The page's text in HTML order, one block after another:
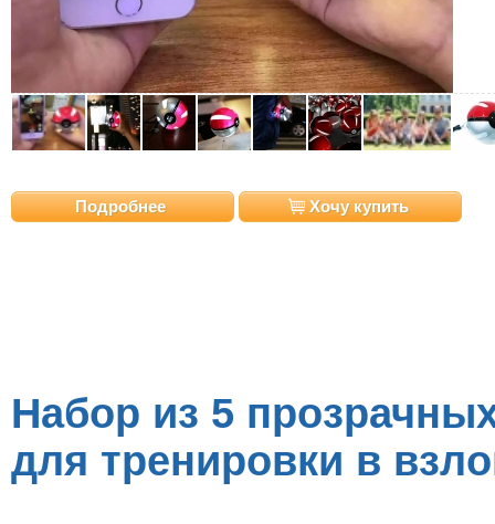
Подробнее Хочу купить
Набор из 5
для тренировки в